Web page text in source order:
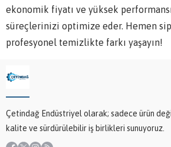
ekonomik fiyatı ve yüksek
süreçlerinizi optimize eder. Hemen
profesyonel temizlikte farkı yaşayın!
Çetindağ Endüstriyel olarak; sadece ürün
kalite ve sürdürülebilir iş birlikleri sunuyoruz.